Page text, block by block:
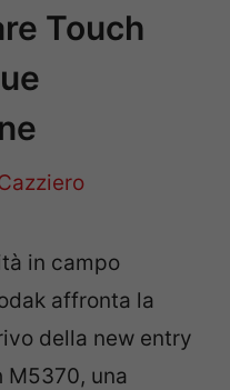
Touch
in campo
affronta la
della new entry
M5370, una